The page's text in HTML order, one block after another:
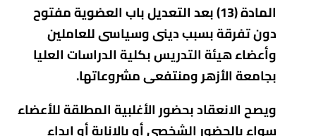
المادة (13) بعد التعديل باب العضوية
مفتوح
دون تفرقة بسبب دينى وسياسى للعاملين
وأعضاء هيئة التدريس بكلية الدراسات العليا
بجامعة الأزهرومنتفعى مشروعاتها.
ويصح الانعقاد بحضور الأغلبية المطلقة للأعضاء
سواء بالحضور الشخصي أو بالإنابة أو إبداء